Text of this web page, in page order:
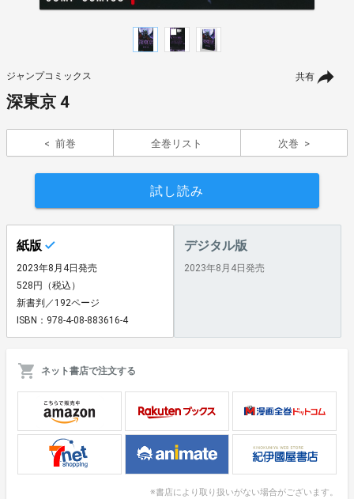
共有
ジャンプコミックス
深東京 4
前巻 全巻リスト 次巻
試し読み
紙版
2023年8月4日発売
528円（税込）
新書判／192ページ
ISBN：978-4-08-883616-4
デジタル版
2023年8月4日発売
ネット書店で注文する
※書店により取り扱いがない場合がございます。